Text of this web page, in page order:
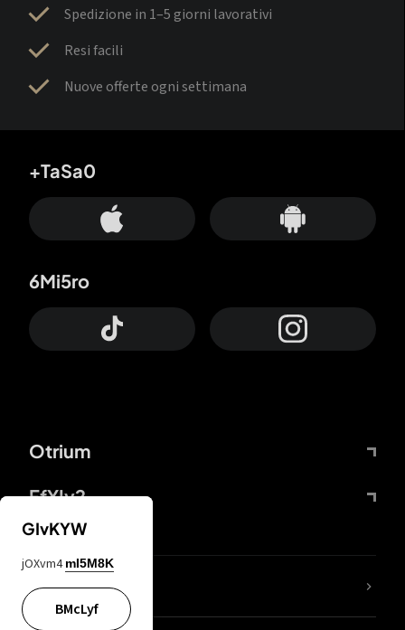
Spedizione in 1–5 giorni lavorativi
Resi facili
Nuove offerte ogni settimana
Otrium
FfYIy2
+TaSa0
6Mi5ro
Lj7sBL
GIvKYW
jOXvm4 mI5M8K
BMcLyf